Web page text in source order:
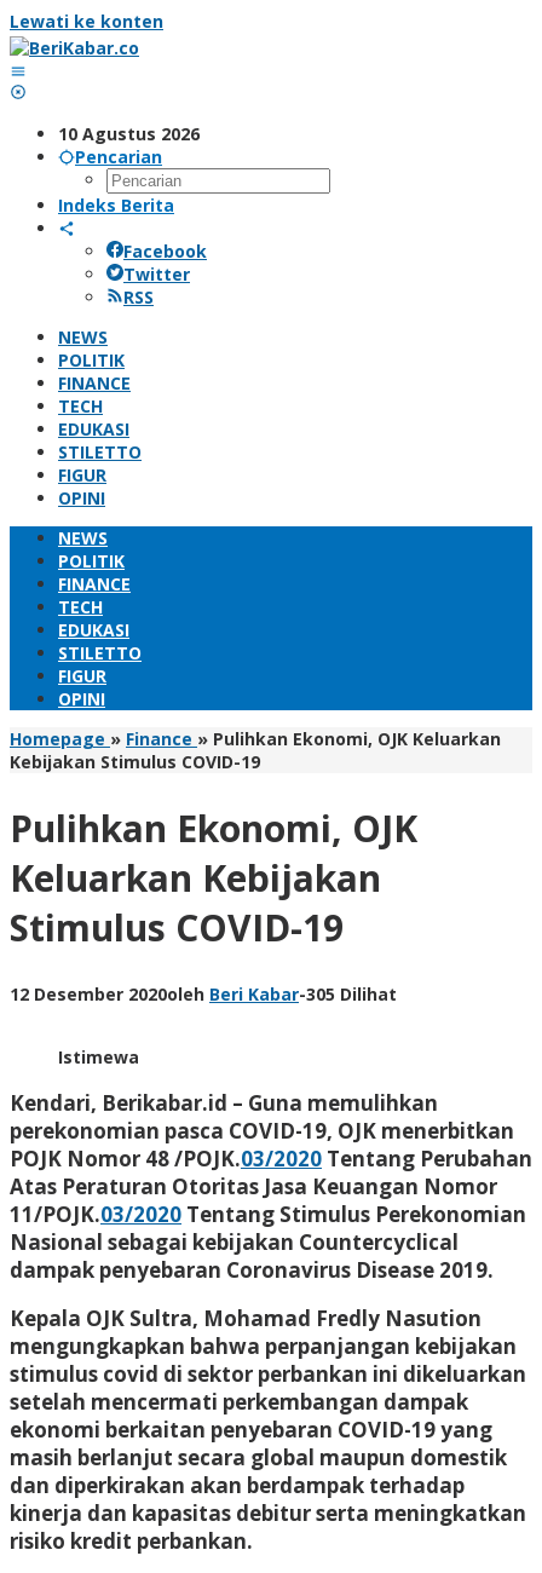
Lewati ke konten
10 Agustus 2026
Pencarian
Indeks Berita
Facebook
Twitter
RSS
NEWS
POLITIK
FINANCE
TECH
EDUKASI
STILETTO
FIGUR
OPINI
NEWS
POLITIK
FINANCE
TECH
EDUKASI
STILETTO
FIGUR
OPINI
Homepage » Finance » Pulihkan Ekonomi, OJK Keluarkan
Kebijakan Stimulus COVID-19
Pulihkan Ekonomi, OJK
Keluarkan Kebijakan
Stimulus COVID-19
12 Desember 2020oleh Beri Kabar-305 Dilihat
Istimewa
Kendari, Berikabar.id – Guna memulihkan
perekonomian pasca COVID-19, OJK menerbitkan
POJK Nomor 48 /POJK.03/2020 Tentang Perubahan
Atas Peraturan Otoritas Jasa Keuangan Nomor
11/POJK.03/2020 Tentang Stimulus Perekonomian
Nasional sebagai kebijakan Countercyclical
dampak penyebaran Coronavirus Disease 2019.
Kepala OJK Sultra, Mohamad Fredly Nasution
mengungkapkan bahwa perpanjangan kebijakan
stimulus covid di sektor perbankan ini dikeluarkan
setelah mencermati perkembangan dampak
ekonomi berkaitan penyebaran COVID-19 yang
masih berlanjut secara global maupun domestik
dan diperkirakan akan berdampak terhadap
kinerja dan kapasitas debitur serta meningkatkan
risiko kredit perbankan.